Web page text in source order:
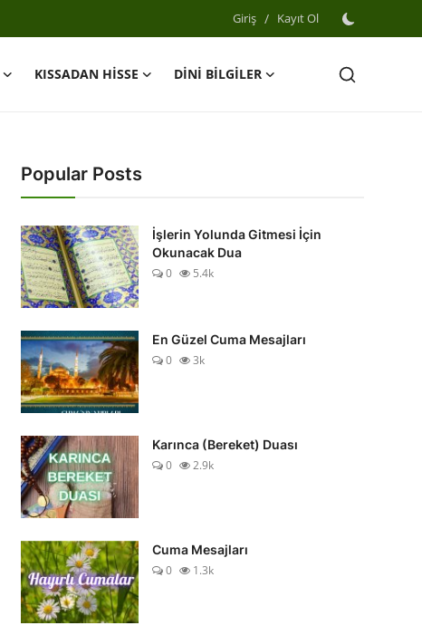
Giriş / Kayıt Ol
KISSADAN HİSSE
DİNİ BİLGİLER
Popular Posts
İşlerin Yolunda Gitmesi İçin
Okunacak Dua
0
5.4k
En Güzel Cuma Mesajları
0
3k
Karınca (Bereket) Duası
0
2.9k
Cuma Mesajları
0
1.3k